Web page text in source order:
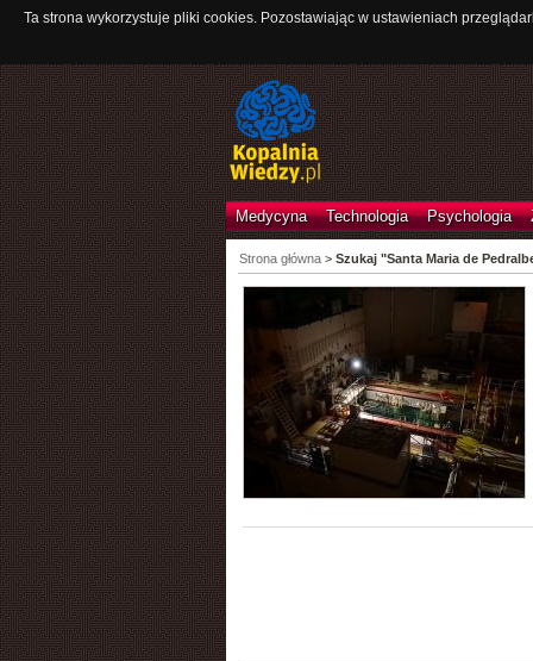
Ta strona wykorzystuje pliki cookies. Pozostawiając w ustawieniach
Medycyna Technologia Psychologia
Strona główna> Szukaj "Santa Maria de